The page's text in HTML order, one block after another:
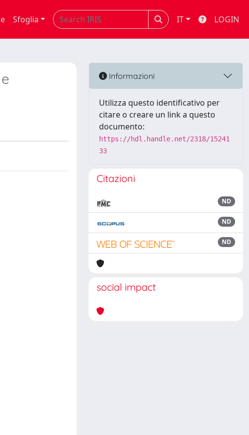
Sfoglia IT LOGIN
Informazioni
Utilizza questo identificativo per
citare o creare un link a questo
documento:
https://hdl.handle.net/2318/15241
33
Citazioni
ND
ND
ND
social impact